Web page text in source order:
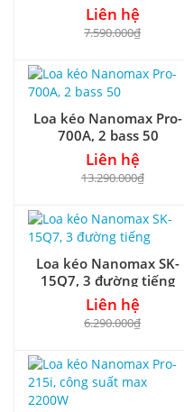
Liên hệ
7.590.000₫
Loa kéo Nanomax Pro-
700A, 2 bass 50
Liên hệ
13.290.000₫
Loa kéo Nanomax SK-
15Q7, 3 đường tiếng
Liên hệ
6.290.000₫